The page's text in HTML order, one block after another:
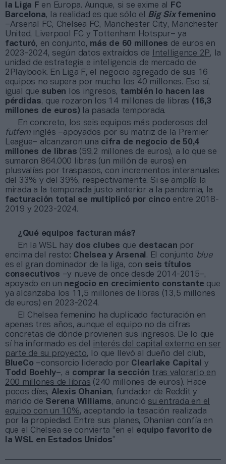
la Liga F en Europa. Aunque, si se exime al
FC
Barcelona, la realidad es que sólo el Big Sixfemenino
–Arsenal FC, Chelsea FC, Manchester City, Manchester
United, Liverpool FC y Tottenham Hotspur– ya
facturó, en conjunto, más de 60 millones de euros en
2023-2024, según datos extraídos de
Intelligence 2P, la
unidad de estrategia e inteligencia de mercado de
2Playbook. En Liga F, el negocio agregado de sus 16
equipos no supera por mucho los 40 millones. Eso sí,
igual que suben los ingresos, también lo hacen las
pérdidas, que rozaron los 14 millones de libras (16,3
millones de euros) la pasada temporada.
En concreto, los seis equipos más poderosos del
futfeminglés –apoyados por su matriz de la Premier
League– alcanzaron una cifra de negocio de 50,4
millones de libras (59,2 millones de euros), a lo que se
sumaron 864.000 libras (un millón de euros) en
plusvalías por traspasos, con incrementos interanuales
del 33% y del 39%, respectivamente. Si se amplía la
mirada a la temporada justo anterior a la pandemia, la
facturación total
se multiplicó por cinco entre 2018-
2019 y 2023-2024.
¿Qué equipos facturan más?
En la WSL hay dos clubes que destacan por
encima del resto: Chelsea y Arsenal . El conjunto blue
es el gran dominador de la liga, con seis títulos
consecutivos –y nueve de once desde 2014-2015–,
apoyado en un negocio en crecimiento constante que
ya alcanzaba los 11,5 millones de libras (13,5 millones
de euros) en 2023-2024.
El Chelsea femenino ha duplicado facturación en
apenas tres años, aunque el equipo no da cifras
concretas de dónde provienen sus ingresos. De lo que
sí ha informado es del
interés del capital externo en ser
parte de su proyecto, lo que llevó al dueño del club,
BlueCo –consorcio liderado por Clearlake Capital
y
Todd Boehly–, a comprar la sección tras valorarlo en
200 millones de libras (240 millones de euros). Hace
pocos días, Alexis Ohanian, fundador de Reddit y
marido de Serena Williams, anunció su entrada en el
equipo con un 10%, aceptando la tasación realizada
por la propiedad. Entre sus planes, Ohanian confía en
que el Chelsea se convierta “en el equipo favorito de
la WSL en Estados Unidos”